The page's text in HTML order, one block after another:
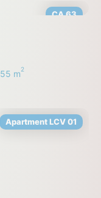
CA 63
55 m2
Apartment LCV 01